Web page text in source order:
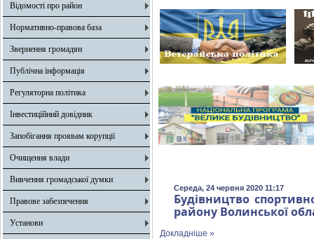
Відомості про район
Нормативно-правова база
Звернення громадян
Публічна інформація
Регуляторна політика
Інвестиційний довідник
Запобігання проявам корупції
Очищення влади
Вивчення громадської думки
Правове забезпечення
Установи
Середа, 24 червня 2020 11:17
Будівництво
району Волинської
Докладніше »